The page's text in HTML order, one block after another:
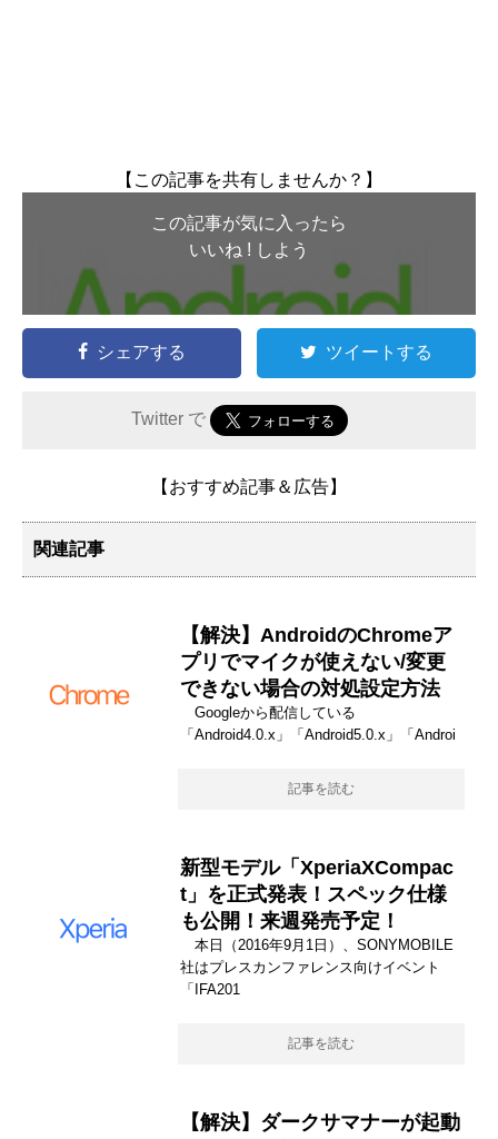
【この記事を共有しませんか？】
この記事が気に入ったら
いいね ! しよう
シェアする ツイートする
Twitter で
【おすすめ記事＆広告】
関連記事
【解決】AndroidのChromeア
プリでマイクが使えない/変更
できない場合の対処設定方法
Googleから配信している
「Android4.0.x」「Android5.0.x」「Androi
記事を読む
新型モデル「XperiaXCompac
t」を正式発表！スペック仕様
も公開！来週発売予定！
本日（2016年9月1日）、SONYMOBILE
社はプレスカンファレンス向けイベント
「IFA201
記事を読む
【解決】ダークサマナーが起動